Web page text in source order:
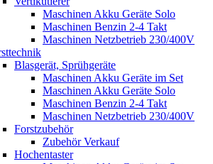
Maschinen Akku Geräte Solo
Maschinen Benzin 2-4 Takt
Maschinen Netzbetrieb 230/400V
Blasgerät, Sprühgeräte
Maschinen Akku Geräte im Set
Maschinen Akku Geräte Solo
Maschinen Benzin 2-4 Takt
Maschinen Netzbetrieb 230/400V
Forstzubehör
Zubehör Verkauf
Hochentaster